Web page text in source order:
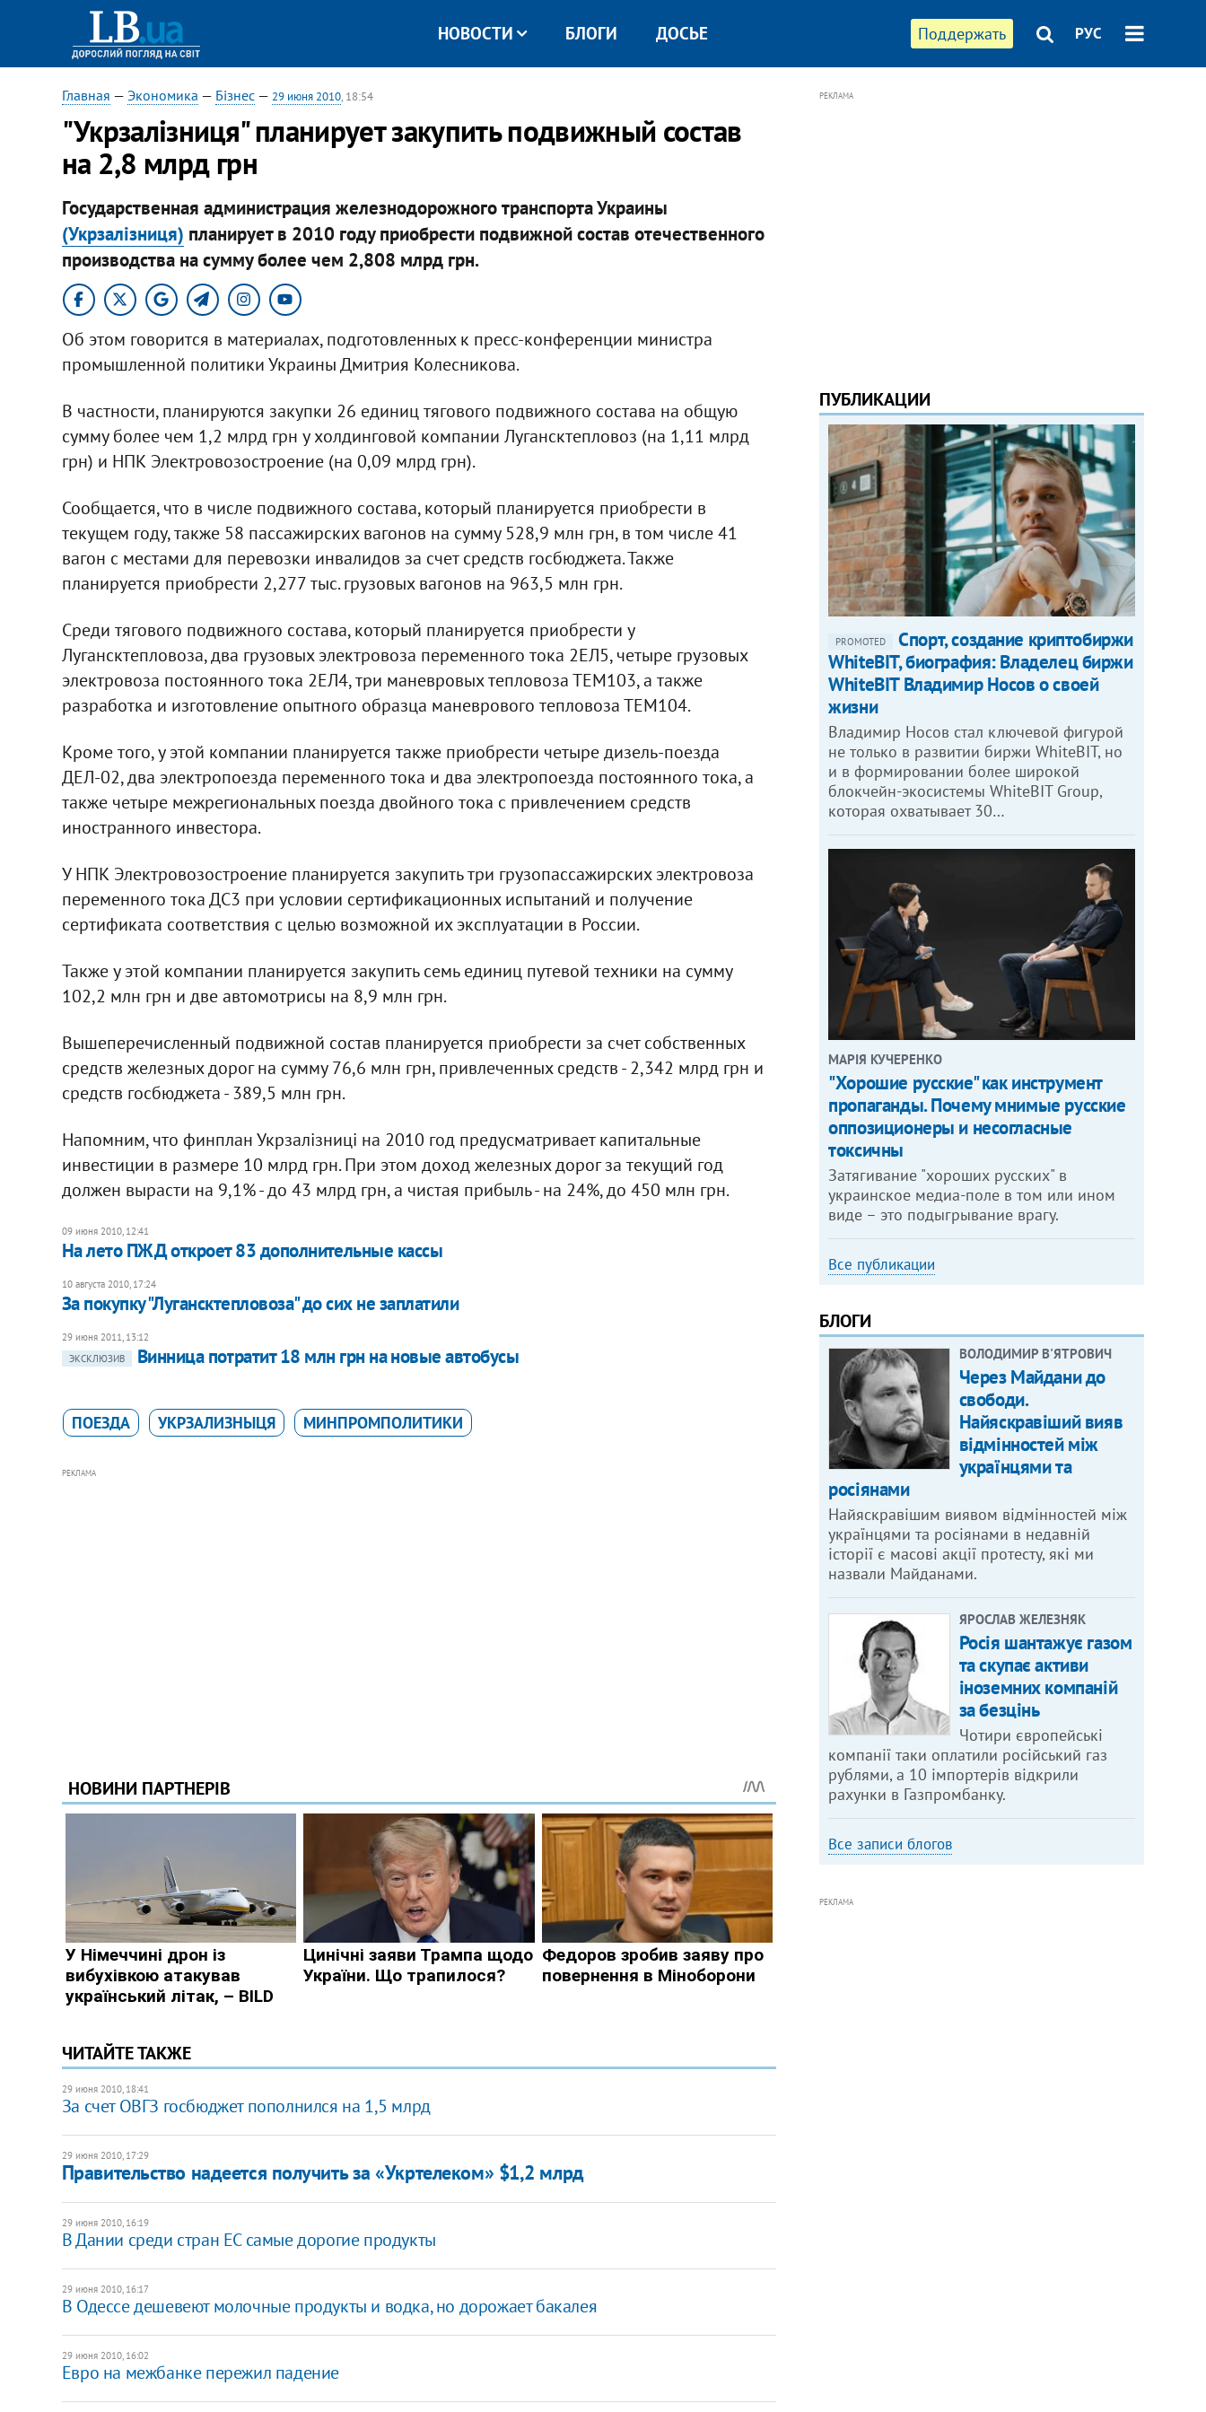
Поддержать РУС
НОВОСТИ БЛОГИ ДОСЬЕ
Главная — Экономика — Бізнес— 29 июня 2010, 18:54
"Укрзалізниця" планирует закупить подвижный состав
на 2,8 млрд грн
Государственная администрация железнодорожного транспорта Украины
(Укрзалізниця) планирует в 2010 году приобрести подвижной состав отечественного
производства на сумму более чем 2,808 млрд грн.
Об этом говорится в материалах, подготовленных к пресс-конференции министра
промышленной политики Украины Дмитрия Колесникова.
В частности, планируются закупки 26 единиц тягового подвижного состава на общую
сумму более чем 1,2 млрд грн у холдинговой компании Лугансктепловоз (на 1,11 млрд
грн) и НПК Электровозостроение (на 0,09 млрд грн).
Сообщается, что в числе подвижного состава, который планируется приобрести в
текущем году, также 58 пассажирских вагонов на сумму 528,9 млн грн, в том числе 41
вагон с местами для перевозки инвалидов за счет средств госбюджета. Также
планируется приобрести 2,277 тыс. грузовых вагонов на 963,5 млн грн.
Среди тягового подвижного состава, который планируется приобрести у
Лугансктепловоза, два грузовых электровоза переменного тока 2ЕЛ5, четыре грузовых
электровоза постоянного тока 2ЕЛ4, три маневровых тепловоза ТЕМ103, а также
разработка и изготовление опытного образца маневрового тепловоза ТЕМ104.
Кроме того, у этой компании планируется также приобрести четыре дизель-поезда
ДЕЛ-02, два электропоезда переменного тока и два электропоезда постоянного тока, а
также четыре межрегиональных поезда двойного тока с привлечением средств
иностранного инвестора.
У НПК Электровозостроение планируется закупить три грузопассажирских электровоза
переменного тока ДС3 при условии сертификационных испытаний и получение
сертификата соответствия с целью возможной их эксплуатации в России.
Также у этой компании планируется закупить семь единиц путевой техники на сумму
102,2 млн грн и две автомотрисы на 8,9 млн грн.
Вышеперечисленный подвижной состав планируется приобрести за счет собственных
средств железных дорог на сумму 76,6 млн грн, привлеченных средств - 2,342 млрд грн и
средств госбюджета - 389,5 млн грн.
Напомним, что финплан Укрзалізниці на 2010 год предусматривает капитальные
инвестиции в размере 10 млрд грн. При этом доход железных дорог за текущий год
должен вырасти на 9,1% - до 43 млрд грн, а чистая прибыль - на 24%, до 450 млн грн.
09 июня 2010, 12:41
На лето ПЖД откроет 83 дополнительные кассы
10 августа 2010, 17:24
За покупку "Лугансктепловоза" до сих не заплатили
29 июня 2011, 13:12
ЭКСКЛЮЗИВ
Винница потратит 18 млн грн на новые автобусы
ПОЕЗДА УКРЗАЛИЗНЫЦЯ МИНПРОМПОЛИТИКИ
РЕКЛАМА
ЧИТАЙТЕ ТАКЖЕ
29 июня 2010, 18:41
За счет ОВГЗ госбюджет пополнился на 1,5 млрд
29 июня 2010, 17:29
Правительство надеется получить за «Укртелеком» $1,2 млрд
29 июня 2010, 16:19
В Дании среди стран ЕС самые дорогие продукты
29 июня 2010, 16:17
В Одессе дешевеют молочные продукты и водка, но дорожает бакалея
29 июня 2010, 16:02
Евро на межбанке пережил падение
РЕКЛАМА
ПУБЛИКАЦИИ
PROMOTED
Спорт, создание криптобиржи
WhiteBIT, биография: Владелец биржи
WhiteBIT Владимир Носов о своей
жизни
Владимир Носов стал ключевой фигурой
не только в развитии биржи WhiteBIT, но
и в формировании более широкой
блокчейн-экосистемы WhiteBIT Group,
которая охватывает 30…
МАРІЯ КУЧЕРЕНКО
"Хорошие русские" как инструмент
пропаганды. Почему мнимые русские
оппозиционеры и несогласные
токсичны
Затягивание "хороших русских" в
украинское медиа-поле в том или ином
виде – это подыгрывание врагу.
Все публикации
БЛОГИ
ВОЛОДИМИР В'ЯТРОВИЧ
Через Майдани до
свободи.
Найяскравіший вияв
відмінностей між
українцями та
росіянами
Найяскравішим виявом відмінностей між
українцями та росіянами в недавній
історії є масові акції протесту, які ми
назвали Майданами.
ЯРОСЛАВ ЖЕЛЕЗНЯК
Росія шантажує газом
та скупає активи
іноземних компаній
за безцінь
Чотири європейські
компанії таки оплатили російський газ
рублями, а 10 імпортерів відкрили
рахунки в Газпромбанку.
Все записи блогов
РЕКЛАМА